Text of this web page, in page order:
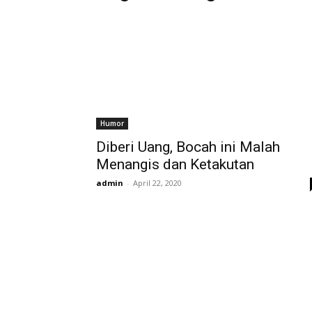
Humor
Diberi Uang, Bocah ini Malah
Menangis dan Ketakutan
admin - April 22, 2020